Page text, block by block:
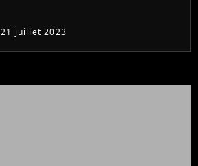
21 juillet 2023